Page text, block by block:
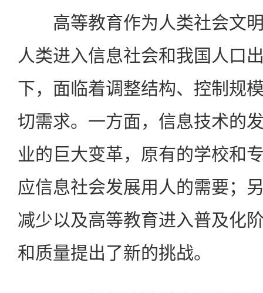
高等教育作为人类社会文明
人类进入信息社会和我国人口
下，面临着调整结构、控制规
切需求。一方面，信息技术的
业的巨大变革，原有的学校和
应信息社会发展用人的需要；
减少以及高等教育进入普及化
和质量提出了新的挑战。